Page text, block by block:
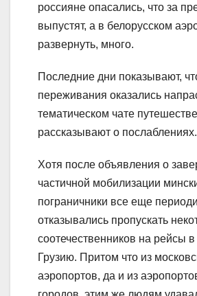
россияне опасались, что за
выпустят, а в белорусском
развернуть, много.
Последние дни показывают,
переживания оказались
тематическом чате
рассказывают о послаблениях.
Хотя после объявления о
частичной мобилизации
пограничники все еще
отказывались пропускать
соотечественников на рейсы
Грузию. Притом что из
аэропортов, да и из